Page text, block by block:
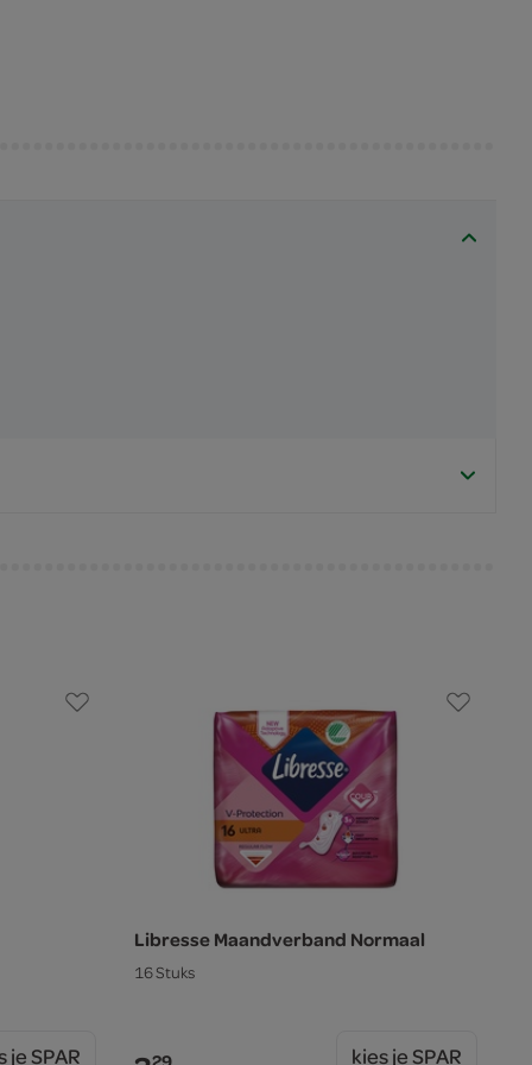
je SPAR
Libresse Maandverband Normaal
16 Stuks
kies je SPAR